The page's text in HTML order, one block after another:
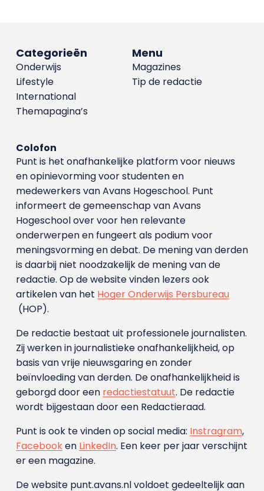
Menu
Magazines
Tip de redactie
Categorieën
Onderwijs
Lifestyle
International
Themapagina’s
Colofon
Punt is het onafhankelijke platform voor nieuws
en opinievorming voor studenten en
medewerkers van Avans Hoge­school. Punt
informeert de gemeenschap van Avans
Hogeschool over voor hen relevante
onderwerpen en fungeert als podium voor
meningsvorming en debat. De mening van derden
is daarbij niet noodzakelijk de mening van de
redactie. Op de website vinden lezers ook
artikelen van het Hoger Onderwijs Persbureau
(HOP).
De redactie bestaat uit professionele journalisten.
Zij werken in journalistieke onafhankelijkheid, op
basis van vrije nieuwsgaring en zonder
beïnvloeding van derden. De onafhankelijkheid is
geborgd door een redactiestatuut. De redactie
wordt bijgestaan door een Redactieraad.
Punt is ook te vinden op social media: Instragram,
Facebooken LinkedIn. Een keer per jaar verschijnt
er een magazine.
De website punt.avans.nl voldoet gedeeltelijk aan